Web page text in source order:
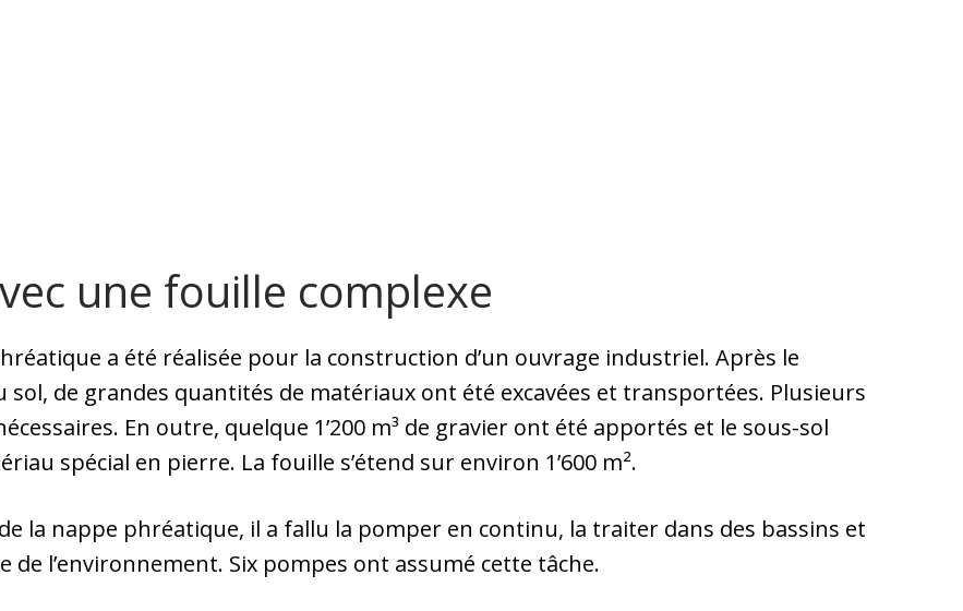
une fouille complexe
a été réalisée pour la construction d’un ouvrage industriel. Après le
de grandes quantités de matériaux ont été excavées et transportées. Plusieurs
En outre, quelque 1’200 m³ de gravier ont été apportés et le sous-sol
spécial en pierre. La fouille s’étend sur environ 1’600 m².
la nappe phréatique, il a fallu la pomper en continu, la traiter dans des bassins et
l’environnement. Six pompes ont assumé cette tâche.